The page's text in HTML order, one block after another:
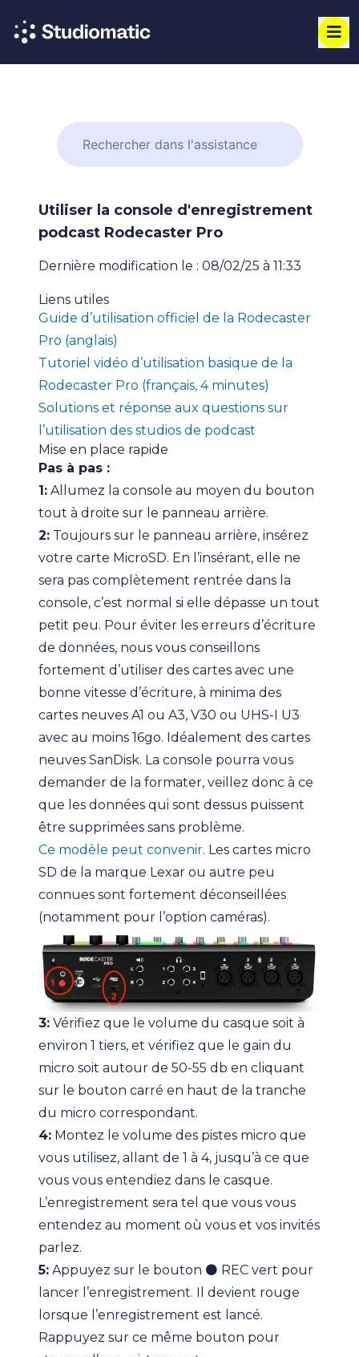
Utiliser la console d'enregistrement
podcast Rodecaster Pro
Dernière modification le : 08/02/25 à 11:33
Liens utiles
Guide d’utilisation officiel de la Rodecaster
Pro (anglais)
Tutoriel vidéo d’utilisation basique de la
Rodecaster Pro (français, 4 minutes)
Solutions et réponse aux questions sur
l’utilisation des studios de podcast
Mise en place rapide
Pas à pas :
1: Allumez la console au moyen du bouton
tout à droite sur le panneau arrière.
2: Toujours sur le panneau arrière, insérez
votre carte MicroSD. En l’insérant, elle ne
sera pas complètement rentrée dans la
console, c’est normal si elle dépasse un tout
petit peu. Pour éviter les erreurs d’écriture
de données, nous vous conseillons
fortement d’utiliser des cartes avec une
bonne vitesse d’écriture, à minima des
cartes neuves A1 ou A3, V30 ou UHS-I U3
avec au moins 16go. Idéalement des cartes
neuves SanDisk. La console pourra vous
demander de la formater, veillez donc à ce
que les données qui sont dessus puissent
être supprimées sans problème.
Ce modèle peut convenir. Les cartes micro
SD de la marque Lexar ou autre peu
connues sont fortement déconseillées
(notamment pour l’option caméras).
3: Vérifiez que le volume du casque soit à
environ 1 tiers, et vérifiez que le gain du
micro soit autour de 50-55 db en cliquant
sur le bouton carré en haut de la tranche
du micro correspondant.
4: Montez le volume des pistes micro que
vous utilisez, allant de 1 à 4, jusqu’à ce que
vous vous entendiez dans le casque.
L’enregistrement sera tel que vous vous
entendez au moment où vous et vos invités
parlez.
5: Appuyez sur le bouton ⚫️ REC vert pour
lancer l’enregistrement. Il devient rouge
lorsque l’enregistrement est lancé.
Rappuyez sur ce même bouton pour